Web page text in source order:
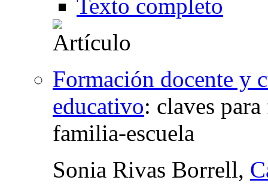
Texto completo
Formación docente y
educativo: claves
familia-escuela
Sonia Rivas Borrell,